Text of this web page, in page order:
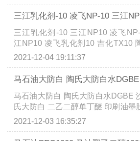
液的乳化剂。...
等）中用作乳化剂、保湿剂、增湿
稠剂、PH平衡剂。用于纺织工业中
的溶剂，吸湿剂。是织物柔软剂的
还可用作纤维处理剂、防腐添加剂
剂、照相显影液添加剂、发动机积
剂等。用作增塑剂、中和剂、润滑
加剂或防腐蚀剂以及染料、树脂等
三江乳化剂-10 三江NP10 凌飞
江NP10 凌飞乳化剂10 吉化TX10
石油NP-10 PANNOX110 磐亚P110
14409-72-4壬基酚聚氧乙烯醚这系
泛用作W/O型乳化剂或O/W型乳化
散剂，是合成洗涤剂主要原料。在
洗、纺织印染、造纸、皮革化工、
剂、油田助剂、农药、乳液聚合等
2021-12-04 19:11:37
马石油大防白 陶氏大防白水DGBE
氏大防白 二乙二醇单丁醚 印刷油墨
剂 二乙二醇丁醚 CAS号：112-
剂，涂料、染料的溶剂，也是刹
2021-12-03 16:35:27